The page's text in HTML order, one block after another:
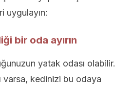
uygulayın:
bir oda ayırın
yatak odası olabilir.
varsa, kedinizi bu odaya